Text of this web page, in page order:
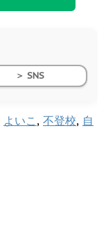
＞ SNS
よいこ , 不登校, 自